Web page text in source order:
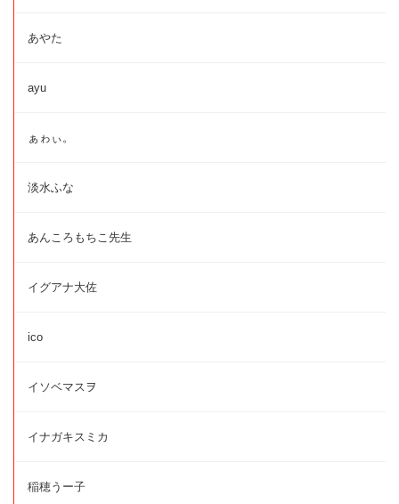
あやた
ayu
ぁゎぃ。
淡水ふな
あんころもちこ先生
イグアナ大佐
ico
イソベマスヲ
イナガキスミカ
稲穂うー子